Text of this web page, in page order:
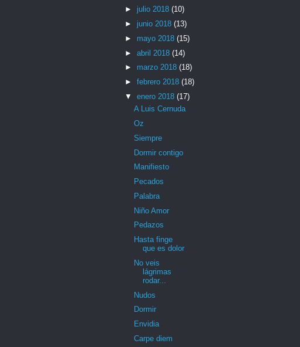
► julio 2018 (10)
► junio 2018 (13)
► mayo 2018 (15)
► abril 2018 (14)
► marzo 2018 (18)
► febrero 2018 (18)
▼ enero 2018 (17)
A Luis Cernuda
Oz
Siempre
Dormir contigo
Manifiesto
Pecados
Palabra
Niño Amor
Pedazos
Hasta finge
que es dolor
No veis
lágrimas
rodar...
Nudos
Dormir
Envidia
Carpe diem